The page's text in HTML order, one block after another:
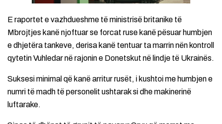
E raportet e vazhdueshme të ministrisë britanike të
Mbrojtjes kanë njoftuar se forcat ruse kanë pësuar humbjen
e dhjetëra tankeve, derisa kanë tentuar ta marrin nën kontroll
qytetin Vuhledar në rajonin e Donetskut në lindje të Ukrainës.
Suksesi minimal që kanë arritur rusët, i kushtoi me humbjen e
numri të madh të personelit ushtarak si dhe makinerinë
luftarake.